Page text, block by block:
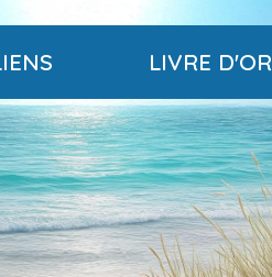
LIVRE D'OR